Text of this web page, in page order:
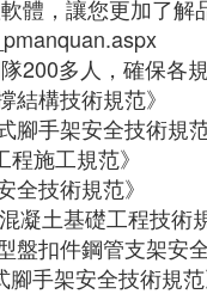
體，讓您更加了解
200多人，確保各
結構技術規范》
手架安全技術規范
施工規范》
全技術規范》
凝土基礎工程技術
扣件鋼管支架安
手架安全技術規范